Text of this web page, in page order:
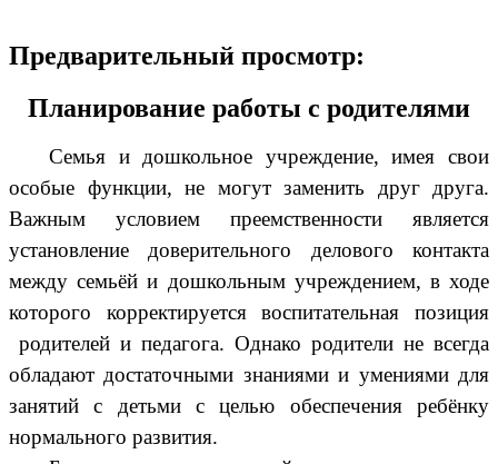
Предварительный просмотр:
Планирование работы с родителями
Семья и дошкольное учреждение, имея свои
особые функции, не могут заменить друг друга.
Важным условием преемственности является
установление доверительного делового контакта
между семьёй и дошкольным учреждением, в ходе
которого корректируется воспитательная позиция
родителей и педагога. Однако родители не всегда
обладают достаточными знаниями и умениями для
занятий с детьми с целью обеспечения ребёнку
нормального развития.